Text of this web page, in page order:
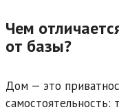
Чем
от базы?
Дом — это